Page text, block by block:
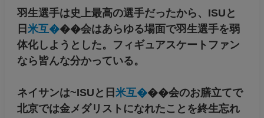
羽生選手は史上最高の選手だったから、ISUと
日 米互���会はあらゆる場面で羽生選手を弱
体化しようとした。フィギュアスケートファン
なら皆んな分かっている。
ネイサンは~ISUと日 米互���会のお膳立てで
北京では金メダリストになれたことを終生忘れ